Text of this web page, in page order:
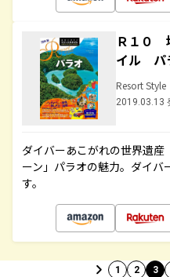
Ｒ１０
イル パ
Resort Style
2019.03.13
ダイバーあこがれの世界遺
ーン」パラオの魅力。ダイバ
す。
1 2 3